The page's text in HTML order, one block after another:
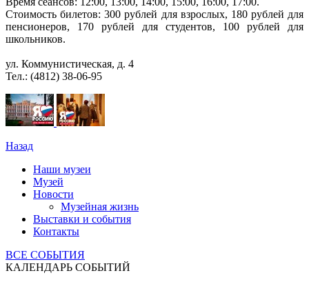
Стоимость билетов: 300 рублей для взрослых, 180 рублей для
пенсионеров, 170 рублей для студентов, 100 рублей для
школьников.
ул. Коммунистическая, д. 4
Тел.: (4812) 38-06-95
Назад
Наши музеи
Музей
Новости
Музейная жизнь
Выставки и события
Контакты
ВСЕ СОБЫТИЯ
КАЛЕНДАРЬ СОБЫТИЙ